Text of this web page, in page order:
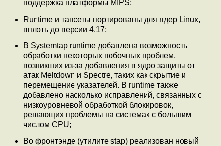
поддержка платформы MIPS;
Runtime и тапсеты портированы для ядер Linux,
вплоть до версии 4.17;
В Systemtap runtime добавлена возможность
обработки некоторых побочных проблем,
возникших из-за добавления в ядро защиты от
атак Meltdown и Spectre, таких как скрытие и
перемещение указателей. В runtime также
добавлено насколько исправлений, связанных с
низкоуровневой обработкой блокировок,
решающих проблемы на системах с большим
числом CPU;
Во фронтэнде (утилите stap) реализован новый